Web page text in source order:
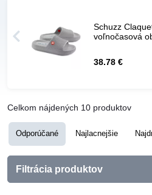
Schuzz
voľnočasová
38.78 €
Celkom nájdených 10 produktov
Odporúčané Najlacnejšie
Filtrácia produktov